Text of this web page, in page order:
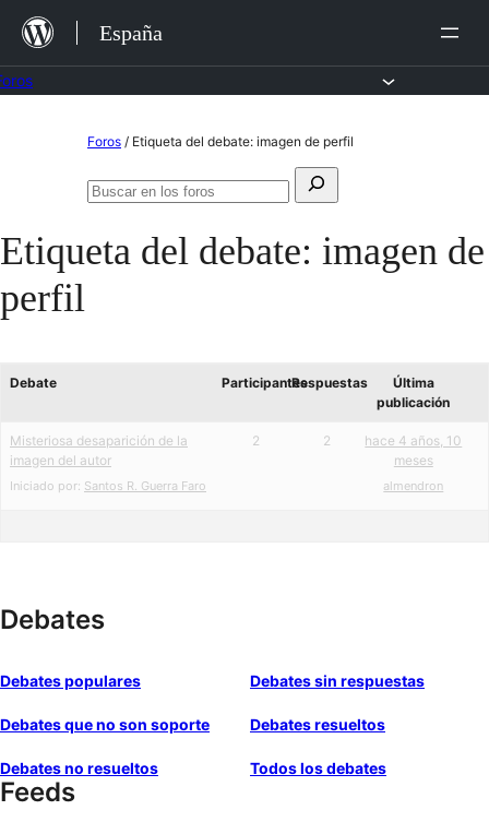
Saltar
contenido
España
Foros / Etiqueta del debate: imagen de perfil
Buscar:
Buscar
los
Etiqueta del debate: imagen de
perfil
Debate ParticipantesRespuestas
Última
publicación
Misteriosa desaparición de la
imagen del autor
Iniciado por: Santos R. Guerra Faro
2 2
hace 4 años, 10
meses
almendron
Debates
Debates populares Debates sin respuestas
Debates que no son soporte Debates resueltos
Debates no resueltos Todos los debates
Feeds